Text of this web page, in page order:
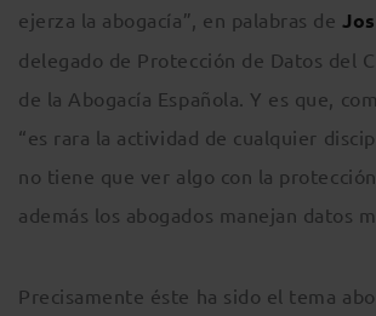
ejerza la abogacía”, en palabras de
delegado de Protección de Datos del
de la Abogacía Española. Y es que,
“es rara la actividad de cualquier
no tiene que ver algo con la
además los abogados manejan datos
Precisamente éste ha sido el tema